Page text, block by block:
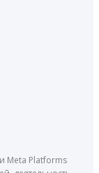
Meta Platforms